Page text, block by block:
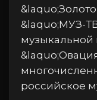
&laquo;МУЗ-
российское